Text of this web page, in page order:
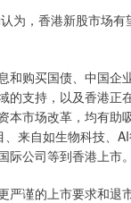
，香港新股市场有
购买国债、中国企
的支持，以及香港正
本市场改革，均有助
、来自如生物科技、
公司等到香港上市。
谨的上市要求和退